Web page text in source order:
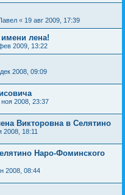
« 19 авг 2009, 17:39
лена!
2009, 13:22
2008, 09:09
ноя 2008, 23:37
Викторовна в Селятино
2008, 18:11
Наро-Фоминского
2008, 08:44